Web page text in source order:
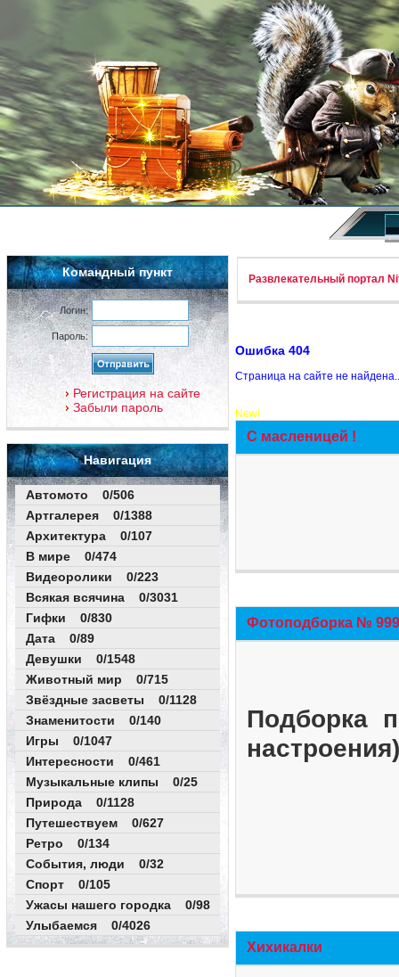
Командный пункт
Логин:
Пароль:
Регистрация на сайте
Забыли пароль
Навигация
Автомото 0/506
Артгалерея 0/1388
Архитектура 0/107
В мире 0/474
Видеоролики 0/223
Всякая всячина 0/3031
Гифки 0/830
Дата 0/89
Девушки 0/1548
Животный мир 0/715
Звёздные засветы 0/1128
Знаменитости 0/140
Игры 0/1047
Интересности 0/461
Музыкальные клипы 0/25
Природа 0/1128
Путешествуем 0/627
Ретро 0/134
События, люди 0/32
Спорт 0/105
Ужасы нашего городка 0/98
Улыбаемся 0/4026
Развлекательный портал
Ошибка 404
Страница на сайте не
New!
С масленицей !
Фотоподборка №
Подборка
Хихикалки